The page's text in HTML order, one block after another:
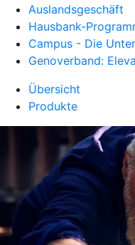
Auslandsgeschäft
Hausbank-
Campus - Die
Genoverband:
Übersicht
Produkte